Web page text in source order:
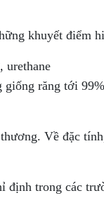
khuyết điểm
urethane
răng tới
Về đặc
định trong các